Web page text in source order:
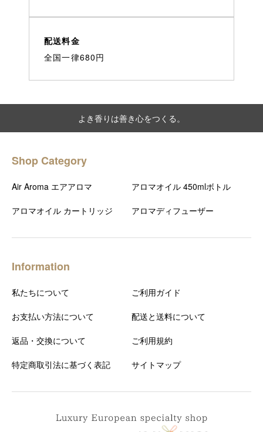
配送料金
全国一律680円
よき香りは善き心をつくる。
Shop Category
Air Aroma エアアロマ アロマオイル 450mlボトル
アロマオイル カートリッジ アロマディフューザー
Information
私たちについて ご利用ガイド
お支払い方法について 配送と送料について
返品・交換について ご利用規約
特定商取引法に基づく表記 サイトマップ